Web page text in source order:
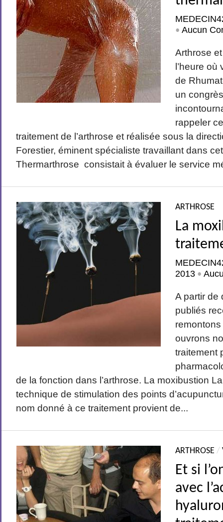
•Aucun
Arthrose
l’heure
de
un
rappeler
traitement de l’arthrose et réalisée sous la
Forestier, éminent spécialiste travaillant dans
Thermarthrose consistait à évaluer le service
ARTHROSE
La
2013 •
A partir de
publiés
ouvrons
traitement
de la fonction dans l’arthrose. La moxibustion
technique de stimulation des points
nom donné à ce traitement provient de...
ARTHROSE /
Et si
avec